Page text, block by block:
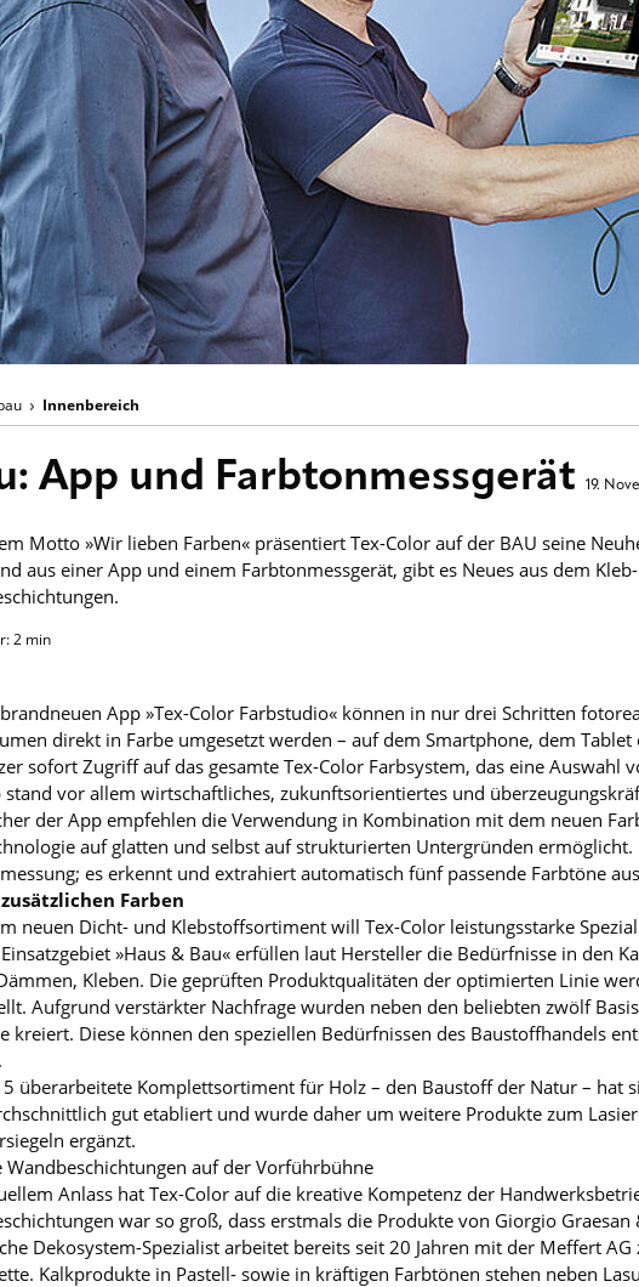
Innenbereich
App und Farbtonmessgerät 19.
Motto »Wir lieben Farben« präsentiert Tex-Color auf der BAU seine
aus einer App und einem Farbtonmessgerät, gibt es Neues aus dem
2 min
App »Tex-Color Farbstudio« können in nur drei Schritten
direkt in Farbe umgesetzt werden – auf dem Smartphone, dem
sofort Zugriff auf das gesamte Tex-Color Farbsystem, das eine Auswahl
stand vor allem wirtschaftliches, zukunftsorientiertes und
der App empfehlen die Verwendung in Kombination mit dem neuen
auf glatten und selbst auf strukturierten Untergründen
es erkennt und extrahiert automatisch fünf passende Farbtöne
Farben
neuen Dicht- und Klebstoffsortiment will Tex-­Color leistungsstarke
»Haus & Bau« erfüllen laut Hersteller die Bedürfnisse in den
Kleben. Die geprüften Produktqualitäten der optimierten Linie
Aufgrund verstärkter Nachfrage wurden neben den beliebten zwölf
kreiert. Diese können den speziellen Bedürfnissen des Baustoffhandels
überarbeitete Komplettsortiment für Holz – den Baustoff der Natur – hat
gut etabliert und wurde daher um weitere Produkte zum
ergänzt.
Wandbeschichtungen auf der Vorführbühne
Anlass hat Tex-Color auf die kreative Kompetenz der
war so groß, dass erstmals die Produkte von Giorgio
Dekosystem-Spezialist arbeitet bereits seit 20 Jahren mit der Meffert
Kalkprodukte in Pastell- sowie in kräftigen Farbtönen stehen neben